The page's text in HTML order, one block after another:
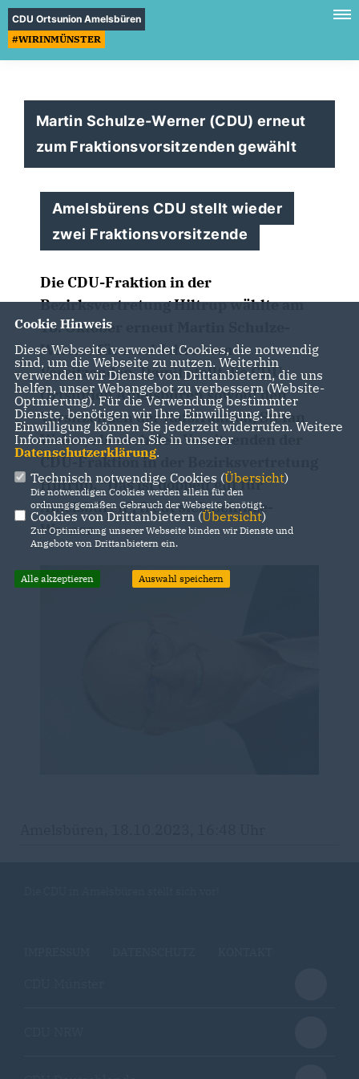
CDU Ortsunion Amelsbüren
#WIRINMÜNSTER
Martin Schulze-Werner (CDU) erneut
zum Fraktionsvorsitzenden gewählt
Amelsbürens CDU stellt wieder
zwei Fraktionsvorsitzende
Die CDU-Fraktion in der
Bezirksvertretung Hiltrup wählte am
18. Oktober erneut Martin Schulze-
Werner für zwei Jahre zum
Vorsitzenden. Damit stellt die CDU-
Ortsunion Amelsbüren sowohl den
Vorsitzenden der Ratsfraktion, Stefan
Weber, als auch den Vorsitzenden der
CDU-Fraktion in der Bezirksvertretung
Hiltrup. "Das ist doppelt gut für
Amelsbüren", freut sich Schulze-
Werner
Cookie Hinweis
Diese Webseite verwendet Cookies, die notwendig
sind, um die Webseite zu nutzen. Weiterhin
verwenden wir Dienste von Drittanbietern, die uns
helfen, unser Webangebot zu verbessern (Website-
Optmierung). Für die Verwendung bestimmter
Dienste, benötigen wir Ihre Einwilligung. Ihre
Einwilligung können Sie jederzeit widerrufen. Weitere
Informationen finden Sie in unserer
Datenschutzerklärung.
Technisch notwendige Cookies (Übersicht)
Die notwendigen Cookies werden allein für den
ordnungsgemäßen Gebrauch der Webseite benötigt.
Cookies von Drittanbietern (Übersicht)
Zur Optimierung unserer Webseite binden wir Dienste und
Angebote von Drittanbietern ein.
Alle akzeptieren Auswahl speichern